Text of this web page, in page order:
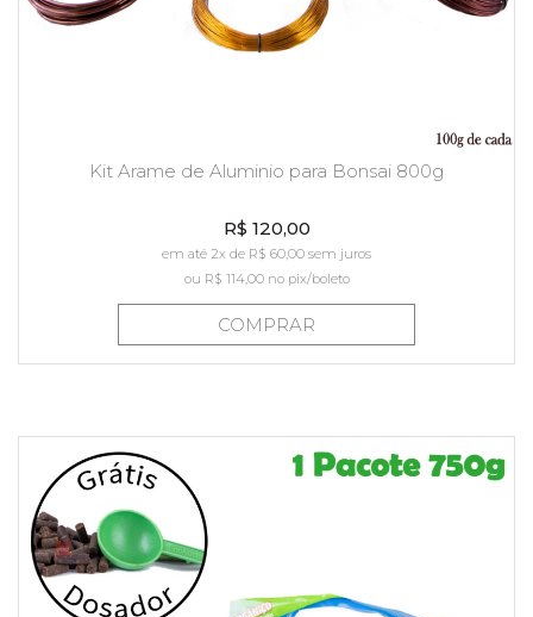
Kit Arame de Aluminio para Bonsai 800g
R$ 120,00
em até 2x de R$ 60,00 sem juros
ou R$ 114,00no pix/boleto
COMPRAR